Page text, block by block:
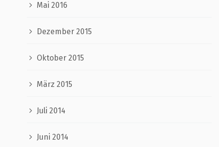
Mai 2016
Dezember 2015
Oktober 2015
März 2015
Juli 2014
Juni 2014